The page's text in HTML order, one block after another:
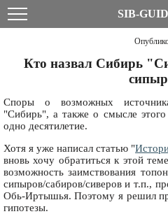
SIB-
Кто назвал Сибирь
Споры о возможных
"Сибирь", а также о смысле
одно десятилетие.
Хотя я уже написал статью "
вновь хочу обратиться к этой
возможность заимствования
сипыров/сабиров/сиверов и т.п.,
Обь-Иртышья. Поэтому я решил
гипотезы.